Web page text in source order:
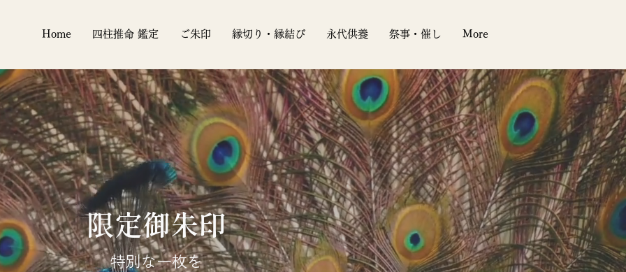
Home 四柱推命 鑑定 ご朱印 縁切り・縁結び 永代供養 祭事・催し More
限定御朱印
特別な一枚を